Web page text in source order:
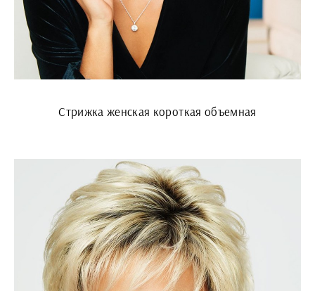
Стрижка женская короткая объемная